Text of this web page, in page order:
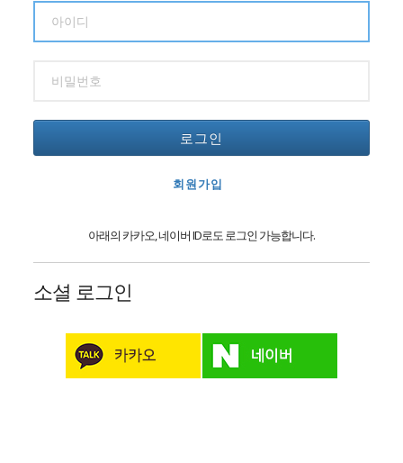
로그인
회원가입
아래의 카카오, 네이버 ID로도 로그인 가능합니다.
소셜 로그인